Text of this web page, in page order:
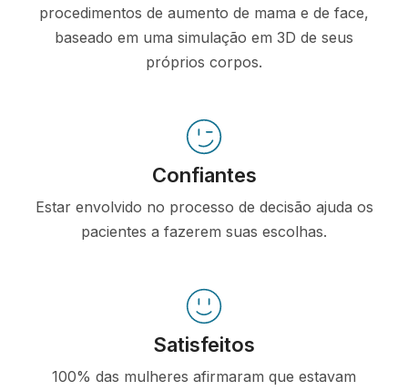
procedimentos de aumento de mama e de face,
baseado em uma simulação em 3D de seus
próprios corpos.
Confiantes
Estar envolvido no processo de decisão ajuda os
pacientes a fazerem suas escolhas.
Satisfeitos
100% das mulheres afirmaram que estavam